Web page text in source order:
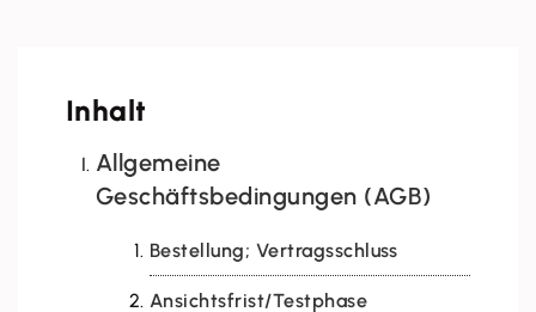
Inhalt
Allgemeine
Geschäftsbedingungen (AGB)
Bestellung; Vertragsschluss
Ansichtsfrist/Testphase